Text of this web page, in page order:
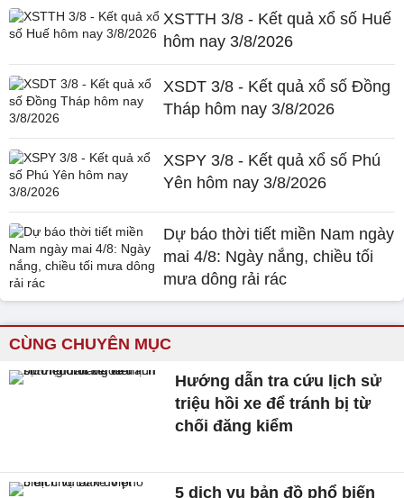
XSTTH 3/8 - Kết quả xổ số Huế
hôm nay 3/8/2026
XSDT 3/8 - Kết quả xổ số Đồng
Tháp hôm nay 3/8/2026
XSPY 3/8 - Kết quả xổ số Phú
Yên hôm nay 3/8/2026
Dự báo thời tiết miền Nam ngày
mai 4/8: Ngày nắng, chiều tối
mưa dông rải rác
CÙNG CHUYÊN MỤC
Hướng dẫn tra cứu lịch sử
triệu hồi xe để tránh bị từ
chối đăng kiểm
5 dịch vụ bản đồ phổ biến